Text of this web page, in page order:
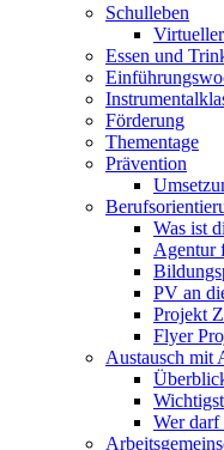
Schulleben
Essen und
Förderung
Thementage
Prävention
Was ist
Agentur
PV an
Projekt
Flyer
Austausch mit
Wer darf